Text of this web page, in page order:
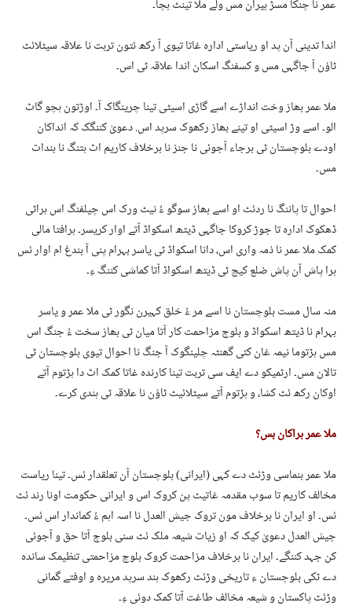
عمر نا چنکا مسڑ بیران مس ولے ملا تینٹ بچا۔
اندا تدینی آن پد او ریاستی ادارہ غاتا تیوی آ رکھ ئتون تربت نا علاقہ سیٹلائٹ
ٹاؤن آ جاگہی مس و کسفنگ اسکان اندا علاقہ ٹی اس۔
ملا عمر بھاز وخت انداڑے اسے گاڑی اسیٹی تینا چرینگاک آ۔ اوڑتون ہچو گاٹ
الو۔ اسے وڑ اسیٹی او تینے بھاز رکھوک سرپد اس. دعویٰ کننگک کہ انداکان
اودے بلوچستان ٹی برجاء آجوئی نا جنز نا برخلاف کاریم اٹ ہتنگ نا بندات
مس۔
احوال تا پاننگ نا ردئٹ او اسے بھاز سوگو ءُ نیٹ ورک اس چیلفنگ اس ہراٹی
ڈھکوک ادارہ تا جوڑ کروکا جاگہی ڈیتھ اسکواڈ آتے اوار کریسر۔ ہرافتا مالی
کمک ملا عمر نا ذمہ واری اس، دانا اسکواڈ ٹی یاسر بہرام پنی آ بندغ ام اوار ئس
ہرا پاش آن پاش ضلع کیچ ٹی ڈیتھ اسکواڈ آتا کماشی کننگ ءِ۔
منہ سال مست بلوچستان نا اسے مر ءُ خلق کہیرن نگور ٹی ملا عمر و یاسر
بہرام نا ڈیتھ اسکواڈ و بلوچ مزاحمت کار آتا میان ٹی بھاز سخت ءُ جنگ اس
مس ہڑتوما نیمہ غان کئی گھنٹہ چلینگوک آ جنگ نا احوال تیوی بلوچستان ٹی
تالان مس۔ ارٹمیکو دے ایف سی تربت تینا کارندہ غاتا کمک اٹ دا ہڑتوم آتے
اوکان رکھ ئٹ کشا، و ہڑتوم آتے سیٹلائیٹ ٹاؤن نا علاقہ ٹی ہندی کرے۔
ملا عمر ہراکان بس؟
ملا عمر بنماسی وڑئٹ دے کہی (ایرانی) بلوچستان آن تعلقدار ئس۔ تینا ریاست
مخالف کاریم تا سوب مقدمہ غاتیٹ پن کروک اس و ایرانی حکومت اونا رند ئٹ
ئس۔ او ایران نا برخلاف مون تروک جیش العدل نا اسہ اہم ءُ کماندار اس ئس۔
جیش العدل دعویٰ کیک کہ او زیات شیعہ ملک ئٹ سنی بلوچ آتا حق و آجوئی
کن جہد کننگے۔ ایران نا برخلاف مزاحمت کروک بلوچ مزاحمتی تنظیمک ساندہ
دے ٹکی بلوچستان ءِ تاریخی وڑئٹ رکھوک ہند سرپد مریرہ و اوفتے گمانی
وڑئٹ پاکستان و شیعہ مخالف طاغت آتا کمک دوئی ءِ۔